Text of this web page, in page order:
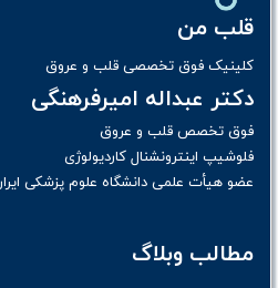
قلب من
کلینیک فوق تخصصی قلب و عروق
دکتر عبداله امیرفرهنگی
فوق تخصص قلب و عروق
فلوشیپ اینترونشنال کاردیولوژی
عضو هیأت علمی دانشگاه علوم پزشکی
مطالب وبلاگ